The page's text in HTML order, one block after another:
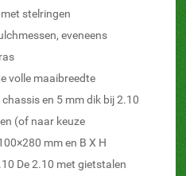
stelringen
eveneens
volle maaibreedte
en 5 mm dik bij 2.10
(of naar keuze
mm en B X H
De 2.10 met gietstalen